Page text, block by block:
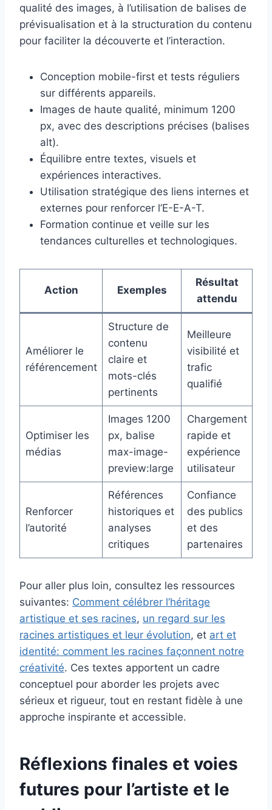
qualité des images, à l’utilisation de balises de
prévisualisation et à la structuration du contenu
pour faciliter la découverte et l’interaction.
Conception mobile-first et tests réguliers
sur différents appareils.
Images de haute qualité, minimum 1200
px, avec des descriptions précises (balises
alt).
Équilibre entre textes, visuels et
expériences interactives.
Utilisation stratégique des liens internes et
externes pour renforcer l’E-E-A-T.
Formation continue et veille sur les
tendances culturelles et technologiques.
Action Exemples
Résultat
attendu
Améliorer le
référencement
Structure de
contenu
claire et
mots-clés
pertinents
Meilleure
visibilité et
trafic
qualifié
Optimiser les
médias
Images 1200
px, balise
max-image-
preview:large
Chargement
rapide et
expérience
utilisateur
Renforcer
l’autorité
Références
historiques et
analyses
critiques
Confiance
des publics
et des
partenaires
Pour aller plus loin, consultez les ressources
suivantes: Comment célébrer l’héritage
artistique et ses racines, un regard sur les
racines artistiques et leur évolution, et art et
identité: comment les racines façonnent notre
créativité. Ces textes apportent un cadre
conceptuel pour aborder les projets avec
sérieux et rigueur, tout en restant fidèle à une
approche inspirante et accessible.
Réflexions finales et voies
futures pour l’artiste et le